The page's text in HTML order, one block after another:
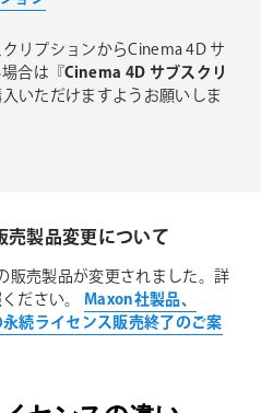
リプションからCinema 4D サ
合は『Cinema 4D サブスクリ
いただけますようお願いしま
製品変更について
販売製品が変更されました。詳
ださい。
Maxon社製品、
続ライセンス販売終了のご案